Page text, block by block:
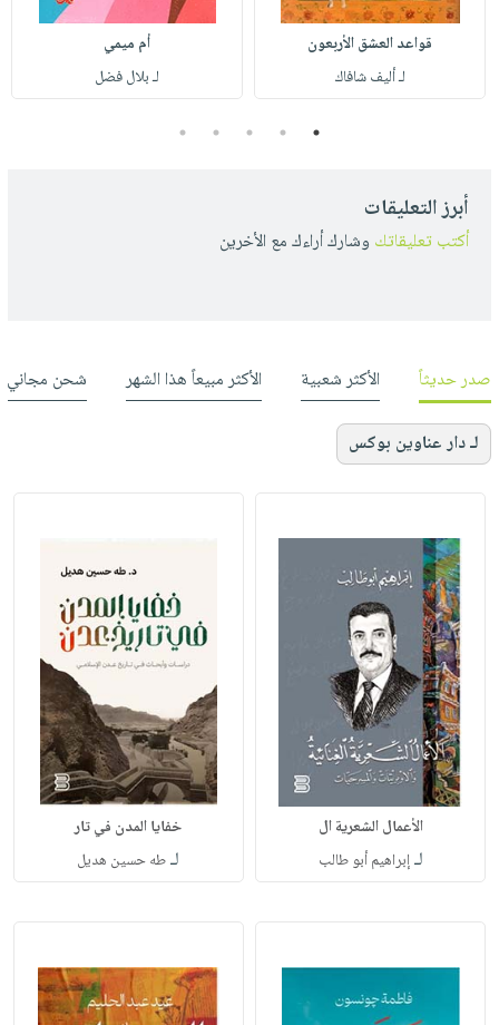
قواعد العشق الأربعون
لـ أليف شافاك
أم ميمي
لـ بلال فضل
1
2
3
4
5
أبرز التعليقات
أكتب تعليقاتك وشارك أراءك مع الأخرين
صدر حديثاً الأكثر شعبية الأكثر مبيعاً هذا الشهر شحن مجاني
لـ دار عناوين بوكس
الأعمال الشعرية ال
لـإبراهيم أبو طالب
خفايا المدن في تار
لـطه حسين هديل